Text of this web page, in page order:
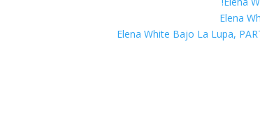
Elena
Elena White Bajo La Lupa,